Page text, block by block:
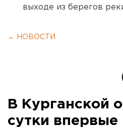
выходе из берегов
← НОВОСТИ
В Курганской
сутки впервые